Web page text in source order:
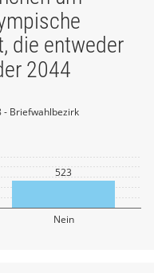
Nein
523
die entweder
2044
- Briefwahlbezirk